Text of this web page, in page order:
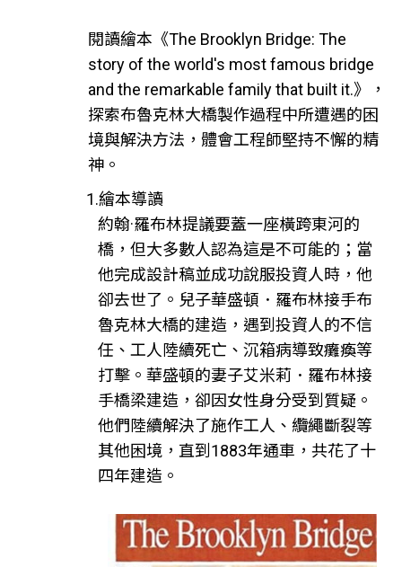
閱讀繪本《The Brooklyn Bridge: The
story of the world's most famous bridge
and the remarkable family that built it.》，
探索布魯克林大橋製作過程中所遭遇的困
境與解決方法，體會工程師堅持不懈的精
神。
1.繪本導讀
約翰·羅布林提議要蓋一座橫跨東河的
橋，但大多數人認為這是不可能的；當
他完成設計稿並成功說服投資人時，他
卻去世了。兒子華盛頓．羅布林接手布
魯克林大橋的建造，遇到投資人的不信
任、工人陸續死亡、沉箱病導致癱瘓等
打擊。華盛頓的妻子艾米莉．羅布林接
手橋梁建造，卻因女性身分受到質疑。
他們陸續解決了施作工人、纜繩斷裂等
其他困境，直到1883年通車，共花了十
四年建造。